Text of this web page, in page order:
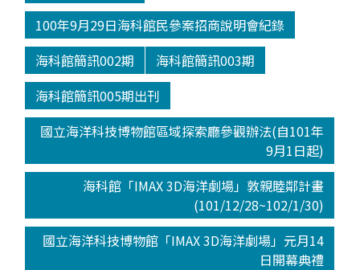
100年9月29日海科館民參案招商說明會紀錄
海科館簡訊002期
海科館簡訊003期
海科館簡訊005期出刊
國立海洋科技博物館區域探索廳參觀辦法(自101年
9月1日起)
海科館「IMAX 3D海洋劇場」敦親睦鄰計畫
(101/12/28~102/1/30)
國立海洋科技博物館「IMAX 3D海洋劇場」元月14
日開幕典禮